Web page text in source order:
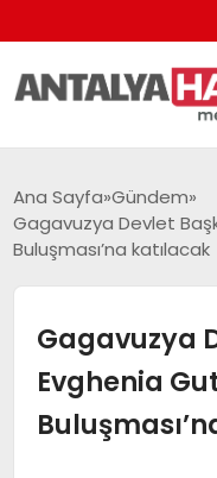
ANASAYFA
GÜNDEM
BELEDIYELER
Ana Sayfa Gündem
Gagavuzya Devlet
Buluşması’na katılacak
Gagavuzya
Evghenia